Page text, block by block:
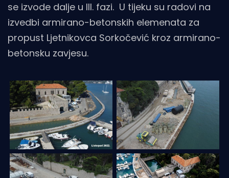
se izvode dalje u III. fazi. U tijeku su radovi na
izvedbi armirano-betonskih elemenata za
propust Ljetnikovca Sorkočević kroz armirano-
betonsku zavjesu.